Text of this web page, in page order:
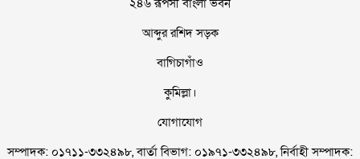
আব্দুর রশিদ সড়ক
বাগিচাগাঁও
কুমিল্লা।
যোগাযোগ
সম্পাদক: ০১৭১১-৩৩২৪৯৮, বার্তা বিভাগ: ০১৯৭১-৩৩২৪৯৮, নির্বাহী সম্পাদক: